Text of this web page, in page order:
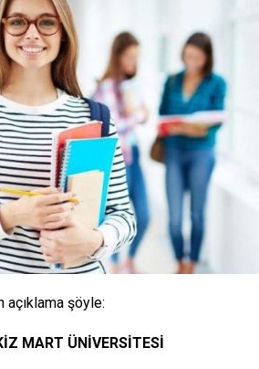
Puanı İle Yatay Geçiş Online
Bulunan Öğrencilerden
(transkript); başvuruda bulunan
kurumda okuduğu bütün
aldığı notları gösteren
Elektronik imza ya da Islak İmzalı)
yıldaki LYS ve ÖSYS Sonuç
açıklama şöyle:
MART ÜNİVERSİTESİ